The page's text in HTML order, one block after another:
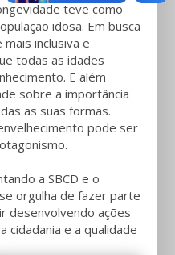
teve como
idosa. Em busca
inclusiva e
todas as idades
E além
sobre a importância
as suas formas.
pode ser
a SBCD e o
orgulha de fazer parte
desenvolvendo ações
cidadania e a qualidade